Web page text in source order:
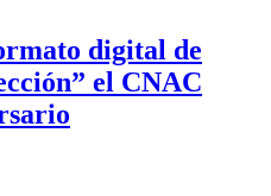
digital de
el CNAC